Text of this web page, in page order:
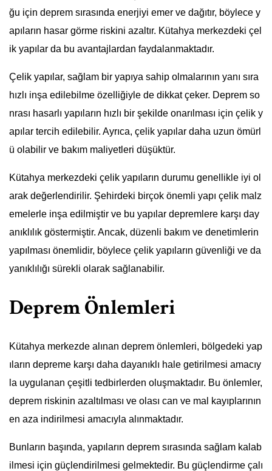
ğu için deprem sırasında enerjiyi emer ve dağıtır, böylece y
apıların hasar görme riskini azaltır. Kütahya merkezdeki çel
ik yapılar da bu avantajlardan faydalanmaktadır.
Çelik yapılar, sağlam bir yapıya sahip olmalarının yanı sıra
hızlı inşa edilebilme özelliğiyle de dikkat çeker. Deprem so
nrası hasarlı yapıların hızlı bir şekilde onarılması için çelik y
apılar tercih edilebilir. Ayrıca, çelik yapılar daha uzun ömürl
ü olabilir ve bakım maliyetleri düşüktür.
Kütahya merkezdeki çelik yapıların durumu genellikle iyi ol
arak değerlendirilir. Şehirdeki birçok önemli yapı çelik malz
emelerle inşa edilmiştir ve bu yapılar depremlere karşı day
anıklılık göstermiştir. Ancak, düzenli bakım ve denetimlerin
yapılması önemlidir, böylece çelik yapıların güvenliği ve da
yanıklılığı sürekli olarak sağlanabilir.
Deprem Önlemleri
Kütahya merkezde alınan deprem önlemleri, bölgedeki yap
ıların depreme karşı daha dayanıklı hale getirilmesi amacıy
la uygulanan çeşitli tedbirlerden oluşmaktadır. Bu önlemler,
deprem riskinin azaltılması ve olası can ve mal kayıplarının
en aza indirilmesi amacıyla alınmaktadır.
Bunların başında, yapıların deprem sırasında sağlam kalab
ilmesi için güçlendirilmesi gelmektedir. Bu güçlendirme çalı